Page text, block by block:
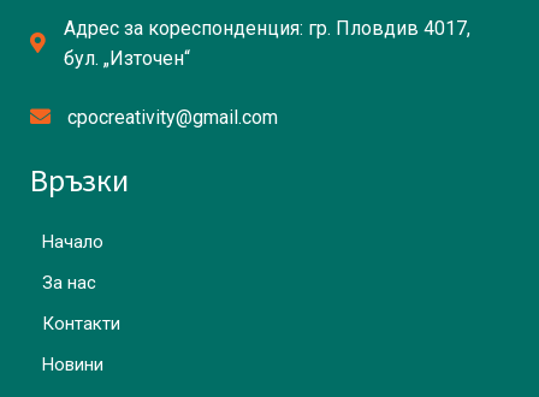
Адрес за кореспонденция: гр. Пловдив 4017,
бул. „Източен“
cpocreativity@gmail.com
Връзки
Начало
За нас
Контакти
Новини